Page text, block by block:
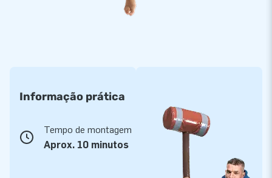
Informação prática
Tempo de montagem
Aprox. 10 minutos